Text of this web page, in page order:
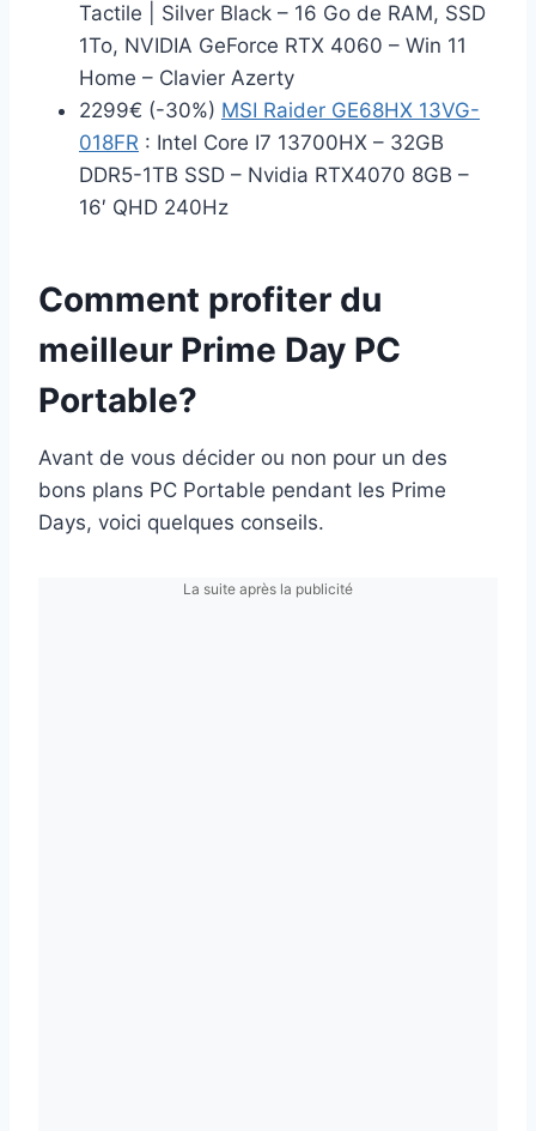
Tactile | Silver Black – 16 Go de RAM, SSD
1To, NVIDIA GeForce RTX 4060 – Win 11
Home – Clavier Azerty
2299€ (-30%) MSI Raider GE68HX 13VG-
018FR : Intel Core I7 13700HX – 32GB
DDR5-1TB SSD – Nvidia RTX4070 8GB –
16′ QHD 240Hz
Comment profiter du
meilleur Prime Day PC
Portable?
Avant de vous décider ou non pour un des
bons plans PC Portable pendant les Prime
Days, voici quelques conseils.
La suite après la publicité